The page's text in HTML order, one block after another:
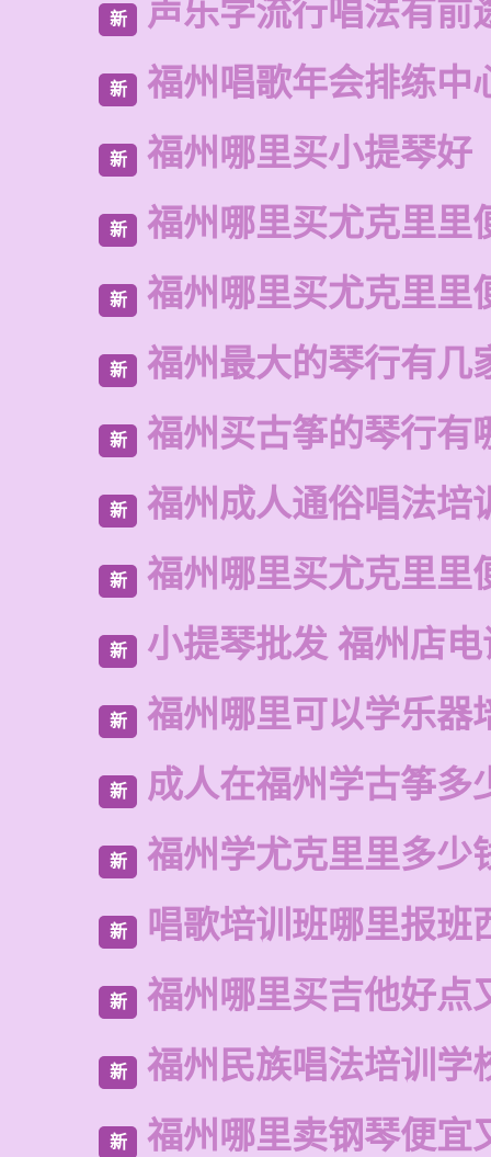
新 声乐学流行唱法有前
新 福州唱歌年会排练中
新 福州哪里买小提琴好
新 福州哪里买尤克里里
新 福州哪里买尤克里里
新 福州最大的琴行有几
新 福州买古筝的琴行有
新 福州成人通俗唱法培
新 福州哪里买尤克里里
新 小提琴批发 福州店
新 福州哪里可以学乐器
新 成人在福州学古筝多
新 福州学尤克里里多少
新 唱歌培训班哪里报班
新 福州哪里买吉他好点
新 福州民族唱法培训学
新 福州哪里卖钢琴便宜